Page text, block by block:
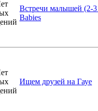
Встречи малышей (2-3
Babies
Ищем друзей на Гауе